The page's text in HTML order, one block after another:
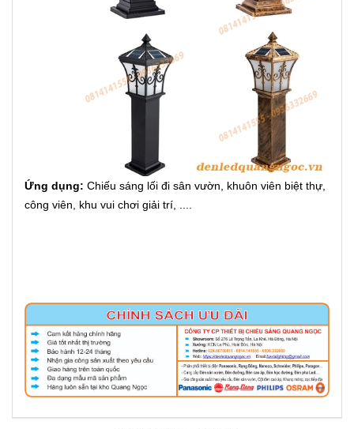
Ứng dụng: Chiếu sáng lối đi sân vườn, khuôn viên biệt thự,
công viên, khu vui chơi giải trí, ....